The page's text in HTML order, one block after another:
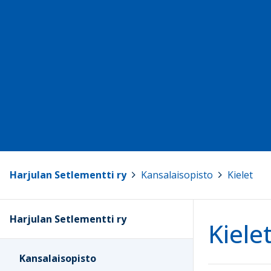
Harjulan Setlementti ry Kansalaisopisto Kielet
Harjulan Setlementti ry
Kansalaisopisto